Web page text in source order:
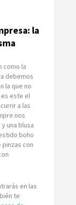
la
como la
debemos
la que no
este el
a las
nos
una blusa
boho
pinzas con
en las
te